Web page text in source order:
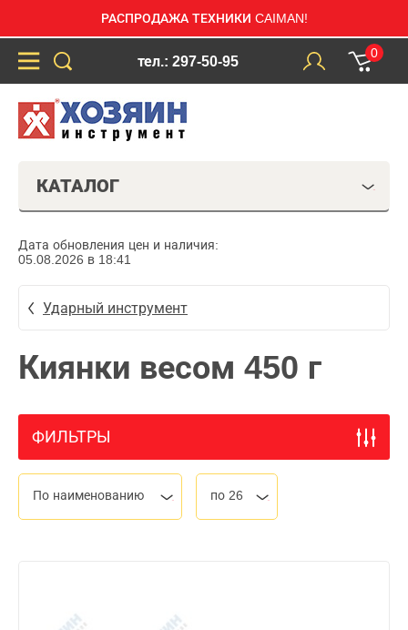
РАСПРОДАЖА ТЕХНИКИ CAIMAN!
тел.: 297-50-95
0
КАТАЛОГ
Дата обновления цен и наличия:
05.08.2026 в 18:41
Ударный инструмент
Киянки весом 450 г
ФИЛЬТРЫ
По наименованию по 26